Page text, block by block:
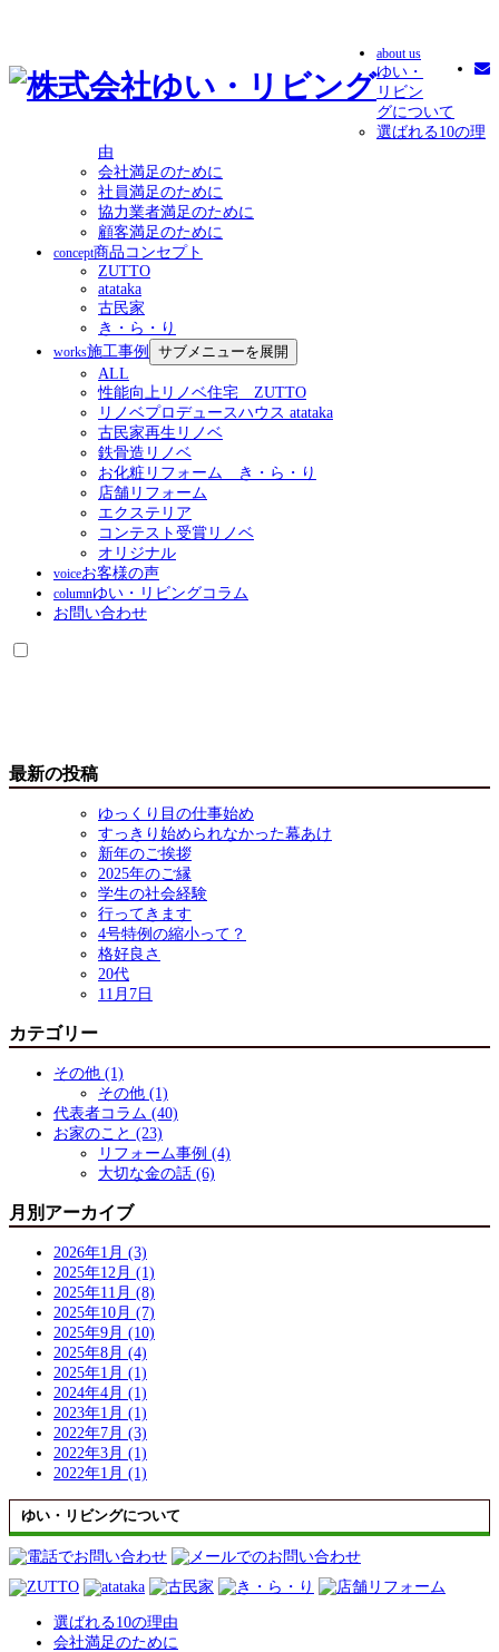
about us
ゆい・
リビン
グについて
選ばれる10の理
由
会社満足のために
社員満足のために
協力業者満足のために
顧客満足のために
concept商品コンセプト
ZUTTO
atataka
古民家
き・ら・り
works施工事例
サブメニューを展開
ALL
性能向上リノベ住宅 ZUTTO
リノベプロデュースハウス atataka
古民家再生リノベ
鉄骨造リノベ
お化粧リフォーム き・ら・り
店舗リフォーム
エクステリア
コンテスト受賞リノベ
オリジナル
voiceお客様の声
columnゆい・リビングコラム
お問い合わせ
最新の投稿
ゆっくり目の仕事始め
すっきり始められなかった幕あけ
新年のご挨拶
2025年のご縁
学生の社会経験
行ってきます
4号特例の縮小って？
格好良さ
20代
11月7日
カテゴリー
その他 (1)
その他 (1)
代表者コラム (40)
お家のこと (23)
リフォーム事例 (4)
大切な金の話 (6)
月別アーカイブ
2026年1月 (3)
2025年12月 (1)
2025年11月 (8)
2025年10月 (7)
2025年9月 (10)
2025年8月 (4)
2025年1月 (1)
2024年4月 (1)
2023年1月 (1)
2022年7月 (3)
2022年3月 (1)
2022年1月 (1)
ゆい・リビングについて
選ばれる10の理由
会社満足のために